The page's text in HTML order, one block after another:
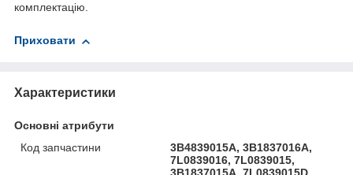
комплектацію.
Приховати
Характеристики
Основні атрибути
Код запчастини
3B4839015A, 3B1837016A,
7L0839016, 7L0839015,
3B1837015A, 7L0839015D,